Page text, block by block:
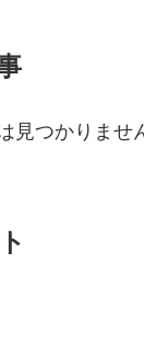
見つかりませ